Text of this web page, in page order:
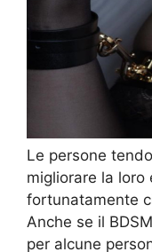
Le persone
migliorare la loro
fortunatamente
Anche se il
per alcune